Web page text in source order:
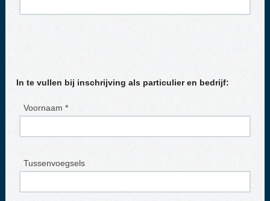
In te vullen bij inschrijving als particulier en bedrijf:
Voornaam *
Tussenvoegsels